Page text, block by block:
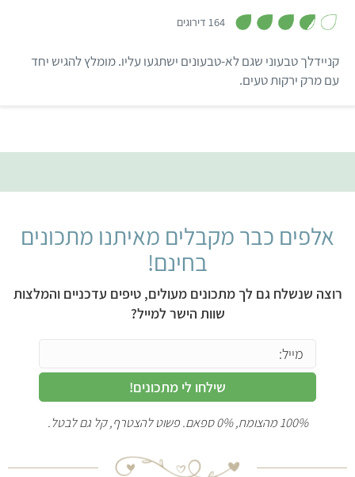
164 דירוגים
ת
קניידלך טבעוני שגם לא-טבעונים ישתגעו עליו. מומלץ להגיש יחד
עם מרק ירקות טעים.
אלפים כבר מקבלים מאיתנו מתכונים
בחינם!
רוצה שנשלח גם לך מתכונים מעולים, טיפים עדכניים והמלצות
שוות הישר למייל?
שילחו לי מתכונים!
100% מהצומח, 0% ספאם. פשוט להצטרף, קל גם לבטל.